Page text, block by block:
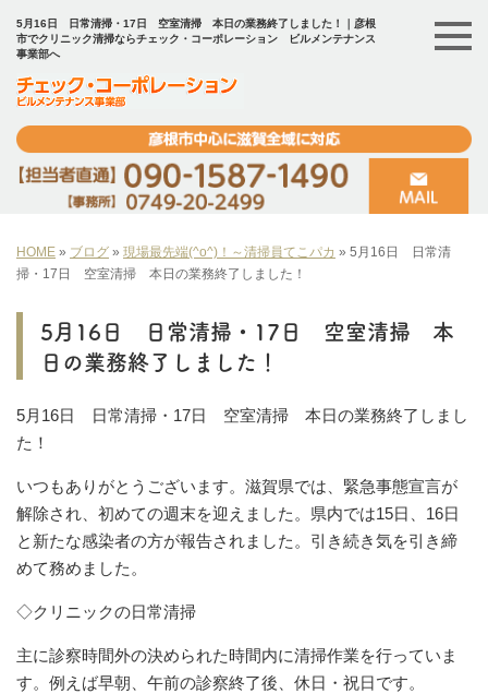
5月16日 日常清掃・17日 空室清掃 本日の業務終了しました！｜彦根
市でクリニック清掃ならチェック・コーポレーション ビルメンテナンス
事業部へ
HOME » ブログ » 現場最先端(^o^)！～清掃員てこパカ » 5月16日 日常清
掃・17日 空室清掃 本日の業務終了しました！
5月16日 日常清掃・17日 空室清掃 本
日の業務終了しました！
5月16日 日常清掃・17日 空室清掃 本日の業務終了しまし
た！
いつもありがとうございます。滋賀県では、緊急事態宣言が
解除され、初めての週末を迎えました。県内では15日、16日
と新たな感染者の方が報告されました。引き続き気を引き締
めて務めました。
◇クリニックの日常清掃
主に診察時間外の決められた時間内に清掃作業を行っていま
す。例えば早朝、午前の診察終了後、休日・祝日です。